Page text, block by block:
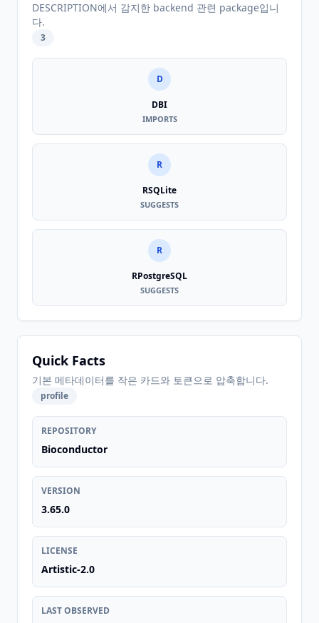
DESCRIPTION에서 감지한 backend 관련 package입니
다.
3
D
DBI
IMPORTS
R
RSQLite
SUGGESTS
R
RPostgreSQL
SUGGESTS
Quick Facts
기본 메타데이터를 작은 카드와 토큰으로 압축합니다.
profile
REPOSITORY
Bioconductor
VERSION
3.65.0
LICENSE
Artistic-2.0
LAST OBSERVED